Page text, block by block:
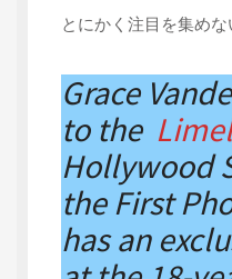
とにかく注目を集め
Grace
to the
Hollywood
the First
has an